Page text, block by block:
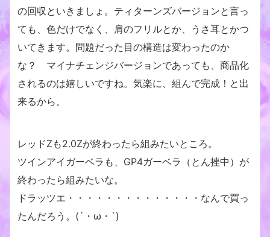
の回収といきましょ。ティターンズバージョンと言っ
ても、色だけでなく、肩のフリルとか、うさ耳とかつ
いてきます。問題だった目の構造は変わったのか
な？ マイナチェンジバージョンであっても、商品化
されるのは嬉しいですね。気楽に、組んで完成！と出
来るから。
レッドZも2.0Zが終わったら組みたいところ。
ツインアイガーベラも、GP4ガーベラ（とん挫中）が
終わったら組みたいな。
ドラッツエ・・・・・・・・・・・・・・なんで買っ
たんだろう。(´・ω・`)